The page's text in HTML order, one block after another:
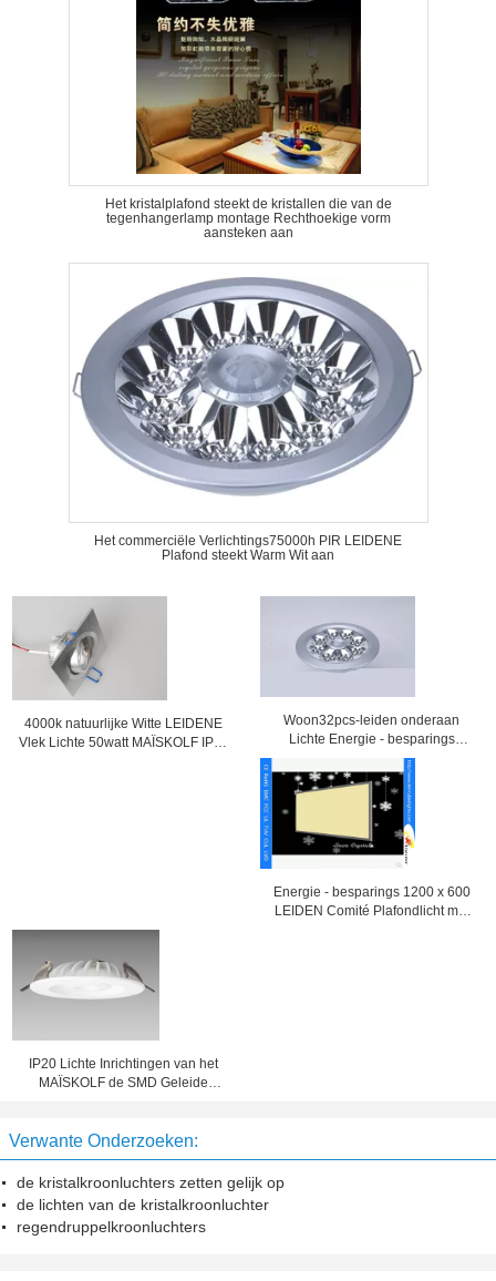
Het kristalplafond steekt de kristallen die van de
tegenhangerlamp montage Rechthoekige vorm
aansteken aan
Het commerciële Verlichtings75000h PIR LEIDENE
Plafond steekt Warm Wit aan
4000k natuurlijke Witte LEIDENE
Vlek Lichte 50watt MAÏSKOLF IP20
Woon32pcs-leiden onderaan
Lichte Energie - besparings
Wit/Warm Wit
Energie - besparings 1200 x 600
LEIDEN Comité Plafondlicht met
IP20 Lichte Inrichtingen van het
MAÏSKOLF de SMD Geleide
Verwante Onderzoeken:
de kristalkroonluchters zetten gelijk op
de lichten van de kristalkroonluchter
regendruppelkroonluchters